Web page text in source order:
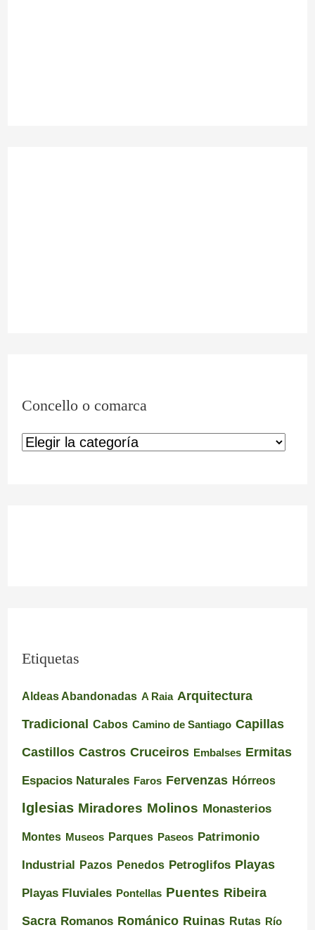
Concello o comarca
Etiquetas
Aldeas Abandonadas A Raia Arquitectura
Tradicional Cabos Camino de Santiago Capillas
Castillos Castros Cruceiros Embalses Ermitas
Espacios Naturales Faros Fervenzas Hórreos
Iglesias Miradores Molinos Monasterios
Montes Museos Parques Paseos Patrimonio
Industrial Pazos Penedos Petroglifos Playas
Playas Fluviales Pontellas Puentes Ribeira
Sacra Romanos Románico Ruinas Rutas Río